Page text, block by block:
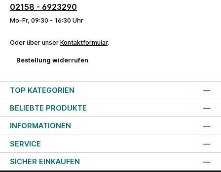
02158 - 6923290
Mo-Fr, 09:30 - 16:30 Uhr
Oder über unser Kontaktformular.
Bestellung widerrufen
TOP KATEGORIEN
BELIEBTE PRODUKTE
INFORMATIONEN
SERVICE
SICHER EINKAUFEN